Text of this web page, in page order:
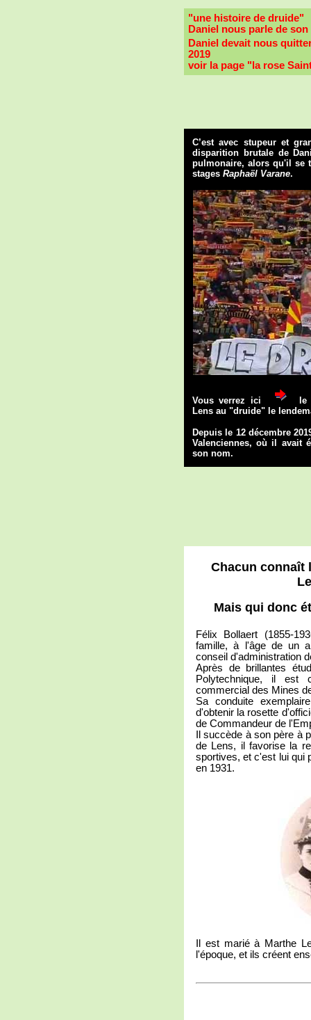
"une histoire de druide"
Daniel nous parle de
Daniel devait nous
2019
voir la page "la rose
C’est avec stupeur et
disparition brutale de
pulmonaire, alors qu'il se
stages Raphaël Varane.
Vous verrez ici
Lens au "druide" le
Depuis le 12 décembre
Valenciennes, où il avait
son nom.
Chacun connaît
Mais qui donc
Félix Bollaert (1855-
famille, à l'âge de un
conseil d'administration
Après de brillantes
Polytechnique, il est
commercial des Mines
Sa conduite
d'obtenir la rosette
de Commandeur de
Il succède à son père à
de Lens, il favorise la
sportives, et c'est lui qui
en 1931.
Il est marié à Marthe
l'époque, et ils créent